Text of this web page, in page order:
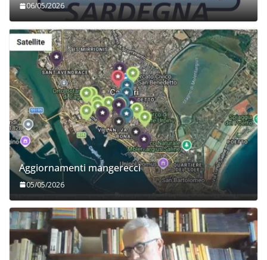
06/05/2026
Aggiornamenti mangerecci
05/05/2026